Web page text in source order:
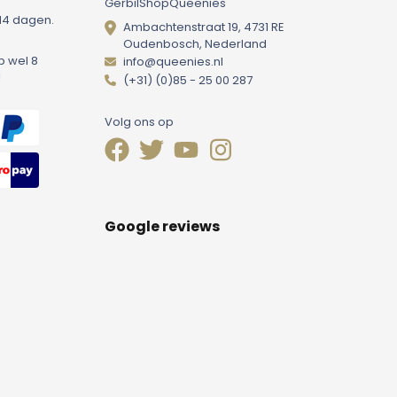
dagen.
wel 8
Ambachtenstraat 19, 4731 RE
Oudenbosch, Nederland
info@queenies.nl
(+31) (0)85 - 25 00 287
Volg ons op
Google reviews